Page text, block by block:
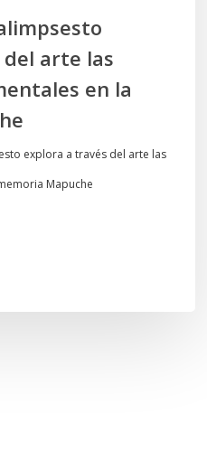
arte las
en la
explora a través del arte las
Mapuche